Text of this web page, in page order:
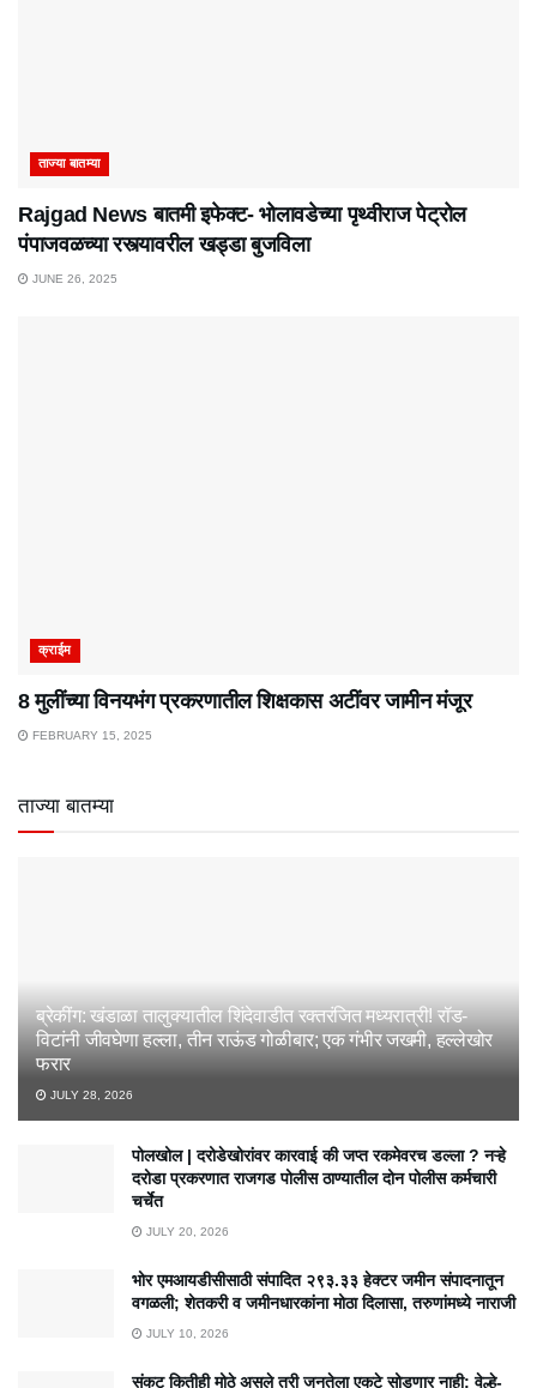
ताज्या बातम्या
Rajgad News बातमी इफेक्ट- भोलावडेच्या पृथ्वीराज पेट्रोल
पंपाजवळच्या रस्त्यावरील खड्डा बुजविला
JUNE 26, 2025
क्राईम
8 मुलींच्या विनयभंग प्रकरणातील शिक्षकास अटींवर जामीन मंजूर
FEBRUARY 15, 2025
ताज्या बातम्या
ब्रेकींग: खंडाळा तालुक्यातील शिंदेवाडीत रक्तरंजित मध्यरात्री! रॉड-
विटांनी जीवघेणा हल्ला, तीन राऊंड गोळीबार; एक गंभीर जखमी, हल्लेखोर
फरार
JULY 28, 2026
पोलखोल | दरोडेखोरांवर कारवाई की जप्त रकमेवरच डल्ला ? नऱ्हे
दरोडा प्रकरणात राजगड पोलीस ठाण्यातील दोन पोलीस कर्मचारी
चर्चेत
JULY 20, 2026
भोर एमआयडीसीसाठी संपादित २९३.३३ हेक्टर जमीन संपादनातून
वगळली; शेतकरी व जमीनधारकांना मोठा दिलासा, तरुणांमध्ये नाराजी
JULY 10, 2026
संकट कितीही मोठे असले तरी जनतेला एकटे सोडणार नाही; वेल्हे-